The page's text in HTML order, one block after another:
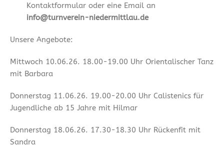
Kontaktformular oder eine Email an
info@turnverein-niedermittlau.de
Unsere Angebote:
Mittwoch 10.06.26. 18.00-19.00 Uhr Orientalischer Tanz
mit Barbara
Donnerstag 11.06.26. 19.00-20.00 Uhr Calistenics für
Jugendliche ab 15 Jahre mit Hilmar
Donnerstag 18.06.26. 17.30-18.30 Uhr Rückenfit mit
Sandra